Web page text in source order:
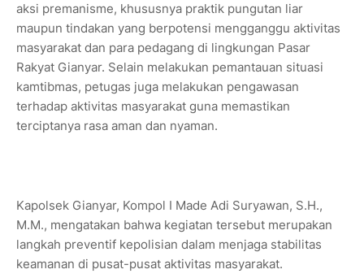
aksi premanisme, khususnya praktik pungutan liar
maupun tindakan yang berpotensi mengganggu aktivitas
masyarakat dan para pedagang di lingkungan Pasar
Rakyat Gianyar. Selain melakukan pemantauan situasi
kamtibmas, petugas juga melakukan pengawasan
terhadap aktivitas masyarakat guna memastikan
terciptanya rasa aman dan nyaman.
Kapolsek Gianyar, Kompol I Made Adi Suryawan, S.H.,
M.M., mengatakan bahwa kegiatan tersebut merupakan
langkah preventif kepolisian dalam menjaga stabilitas
keamanan di pusat-pusat aktivitas masyarakat.